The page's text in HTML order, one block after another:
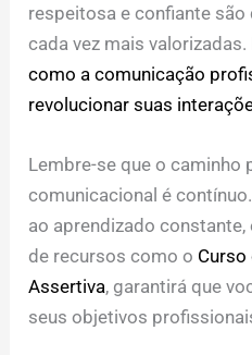
respeitosa e confiante são
cada vez mais
como a comunicação
revolucionar suas
Lembre-se que o caminho
comunicacional é
ao aprendizado
de recursos como o Curso
Assertiva, garantirá que
seus objetivos